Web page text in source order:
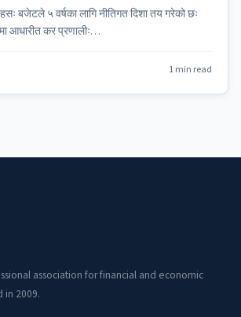
बजेटले ५ वर्षका लागि नीतिगत दिशा तय गरेको छः
आधारीत कर प्रणालीः…
1 min read
association for financial and economic
in 2009.